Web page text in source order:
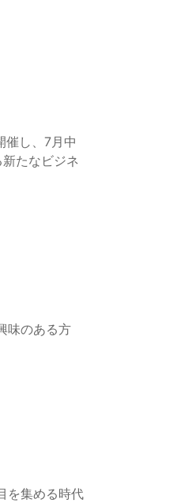
催し、7月中
たなビジネ
味のある方
を集める時代